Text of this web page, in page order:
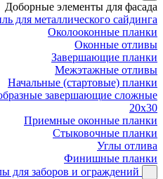
Доборные элементы для фасада
для металлического сайдинга
Околооконные планки
Оконные отливы
Завершающие планки
Межэтажные отливы
Начальные (стартовые) планки
завершающие сложные
20x30
Приемные оконные планки
Стыковочные планки
Углы отлива
Финишные планки
для заборов и ограждений